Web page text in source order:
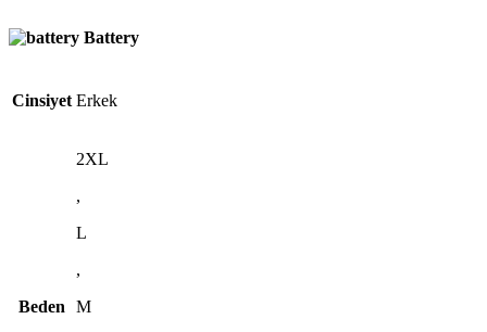
Battery
Cinsiyet Erkek
Beden
2XL
,
L
,
M